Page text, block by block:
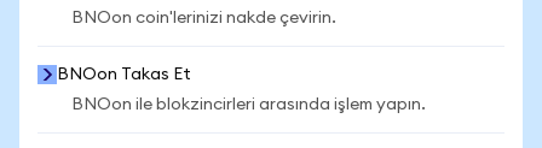
BNOon coin'lerinizi nakde çevirin.
BNOon Takas Et
BNOon ile blokzincirleri arasında işlem yapın.